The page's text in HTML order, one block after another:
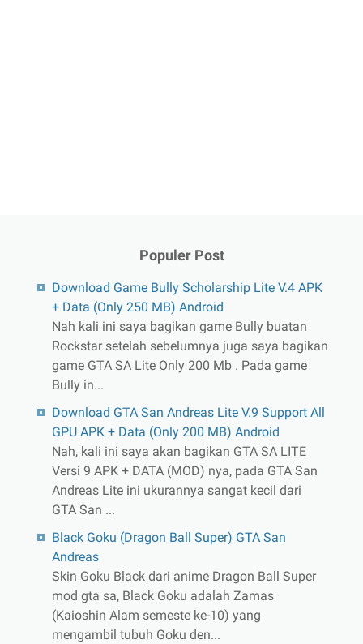
Populer Post
Download Game Bully Scholarship Lite V.4 APK
+ Data (Only 250 MB) Android
Nah kali ini saya bagikan game Bully buatan
Rockstar setelah sebelumnya juga saya bagikan
game GTA SA Lite Only 200 Mb . Pada game
Bully in...
Download GTA San Andreas Lite V.9 Support All
GPU APK + Data (Only 200 MB) Android
Nah, kali ini saya akan bagikan GTA SA LITE
Versi 9 APK + DATA (MOD) nya, pada GTA San
Andreas Lite ini ukurannya sangat kecil dari
GTA San ...
Black Goku (Dragon Ball Super) GTA San
Andreas
Skin Goku Black dari anime Dragon Ball Super
mod gta sa, Black Goku adalah Zamas
(Kaioshin Alam semeste ke-10) yang
mengambil tubuh Goku den...